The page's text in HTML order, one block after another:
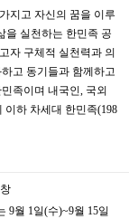
지고 자신의 꿈을 이루
을 실천하는 한민족 공
자 구체적 실천력과 의
고 동기들과 함께하고
족이며 내국인, 국외
이하 차세대 한민족(198
9월 1일(수)~9월 15일